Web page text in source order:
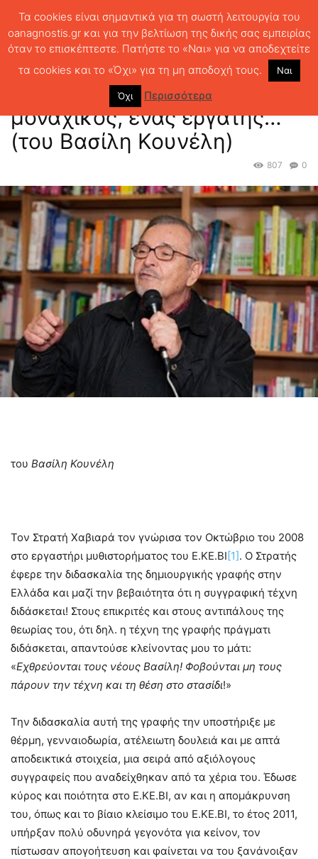
ΛΟΓΟΤΕΧΝΙΑ
Στρατής Χαβιαράς, Ένας
μοναχικός, ένας εργάτης… (του Βασίλη...
Στρατής Χαβιαράς, Ένας
μοναχικός, ένας εργάτης…
(του Βασίλη Κουνέλη)
0
807
του Βασίλη Κουνέλη
Τον Στρατή Χαβιαρά τον γνώρισα τον Οκτώβριο του 2008
στο εργαστήρι μυθιστορήματος του Ε.ΚΕ.ΒΙ [1]. Ο Στρατής
έφερε την διδασκαλία της δημιουργικής γραφής στην
Ελλάδα και μαζί την βεβαιότητα ότι η συγγραφική τέχνη
διδάσκεται! Στους επικριτές και στους αντιπάλους της
θεωρίας του, ότι δηλ. η τέχνη της γραφής πράγματι
διδάσκεται, απαντούσε κλείνοντας μου το μάτι:
«Εχθρεύονται τους νέους Βασίλη! Φοβούνται μη τους
πάρουν την τέχνη και τη θέση στο στασίδι!»
Την διδασκαλία αυτή της γραφής την υποστήριξε με
θέρμη, γενναιοδωρία, ατέλειωτη δουλειά και με απτά
αποδεικτικά στοιχεία, μια σειρά από αξιόλογους
συγγραφείς που αναδείχθηκαν από τα χέρια του. Έδωσε
κύρος και ποιότητα στο Ε.ΚΕ.ΒΙ, αν και η απομάκρυνση
του, όπως και το βίαιο κλείσιμο του Ε.ΚΕ.ΒΙ, το έτος 2011,
υπήρξαν πολύ οδυνηρά γεγονότα για κείνον, τον
πίστωσαν απογοήτευση και φαίνεται να του ξανάνοιξαν
Τα cookies είναι σημαντικά για τη σωστή λειτουργία του
oanagnostis.gr και για την βελτίωση της δικής σας εμπειρίας
όταν το επισκέπτεστε. Πατήστε το «Ναι» για να αποδεχτείτε
τα cookies και το «Όχι» για τη μη αποδοχή τους.
Ναι
Όχι Περισσότερα